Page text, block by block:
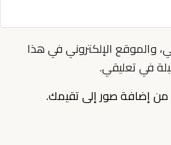
والموقع الإلكتروني في هذا
في تعليقي.
إضافة صور إلى تقيمك.